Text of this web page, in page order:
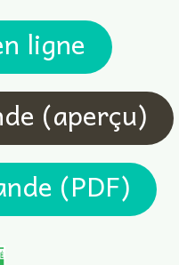
ligne
(aperçu)
(PDF)